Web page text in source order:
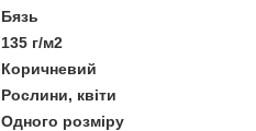
Бязь
135 г/м2
Коричневий
Рослини, квіти
Одного розміру